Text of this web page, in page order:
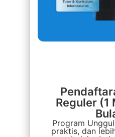
Reguler (1
Program
praktis, dan